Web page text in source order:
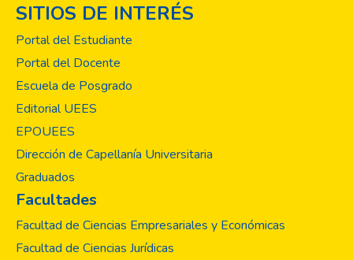
cantón San Isidro los Planes de San
Salvador. La investigación tuvo un enfoque
expedientes de los niños atendidos desde
el 2014-2022 en los cuales se examinaron
caries dental, índices cariogénicos y de placa
bacteriana para diagnosticar el estado de la
primaria son de 8.96, en dentición
permanente de 4.13 y el índice de O’Leary
SITIOS DE INTERÉS
Portal del Estudiante
Portal del Docente
Escuela de Posgrado
Editorial UEES
EPOUEES
Dirección de Capellanía Universitaria
Graduados
Facultades
Facultad de Ciencias Empresariales y Económicas
Facultad de Ciencias Jurídicas